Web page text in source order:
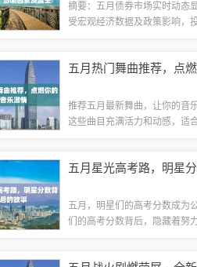
摘要：五月债券市场实时动态
受宏观经济数据及政策影响，
仍需关注全球经济形势、国内
五月热门舞曲推荐，点
推荐五月最新舞曲，让你的音
这些曲目充满活力和动感，适
来的快乐吧！五月最新舞曲推
五月星光高考路，明星
五月，明星们的高考分数成为
们的高考分数背后，隐藏着努